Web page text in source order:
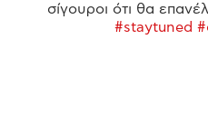
σίγουροι ότι θα
#staytuned